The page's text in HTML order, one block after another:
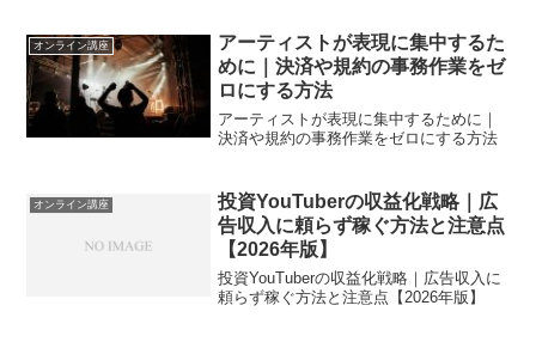
オンライン講座
アーティストが表現に集中するた
めに｜決済や規約の事務作業をゼ
ロにする方法
アーティストが表現に集中するために｜
決済や規約の事務作業をゼロにする方法
オンライン講座
投資YouTuberの収益化戦略｜広
告収入に頼らず稼ぐ方法と注意点
【2026年版】
投資YouTuberの収益化戦略｜広告収入に
頼らず稼ぐ方法と注意点【2026年版】